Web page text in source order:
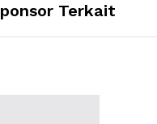
Terkait